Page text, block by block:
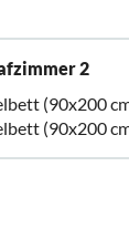
2
(90x200
(90x200